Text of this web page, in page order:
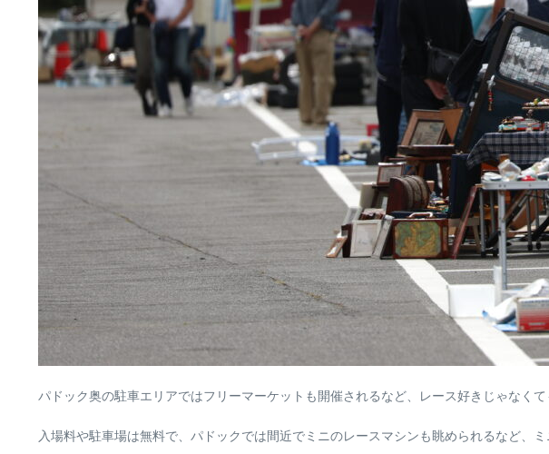
パドック奥の駐車エリアではフリーマーケットも開催されるなど、レース好きじゃなくて
入場料や駐車場は無料で、パドックでは間近でミニのレースマシンも眺められるなど、